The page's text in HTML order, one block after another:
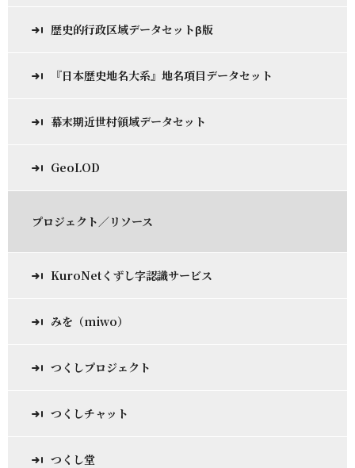
歴史的行政区域データセットβ版
『日本歴史地名大系』地名項目データセット
幕末期近世村領域データセット
GeoLOD
プロジェクト／リソース
KuroNetくずし字認識サービス
みを（miwo）
つくしプロジェクト
つくしチャット
つくし堂